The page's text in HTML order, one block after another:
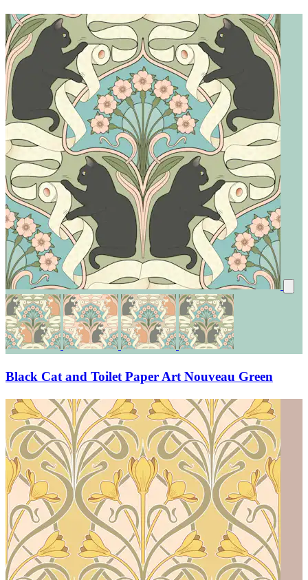
Black Cat and Toilet Paper Art Nouveau Green